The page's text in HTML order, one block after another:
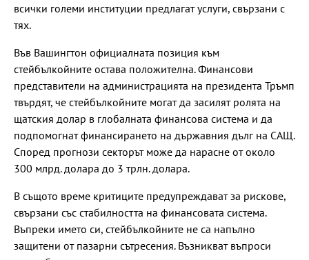
всички големи институции предлагат услуги, свързани с
тях.
Във Вашингтон официалната позиция към
стейбълкойните остава положителна. Финансови
представители на администрацията на президента Тръмп
твърдят, че стейбълкойните могат да засилят ролята на
щатския долар в глобалната финансова система и да
подпомогнат финансирането на държавния дълг на САЩ.
Според прогнози секторът може да нарасне от около
300 млрд. долара до 3 трлн. долара.
В същото време критиците предупреждават за рискове,
свързани със стабилността на финансовата система.
Въпреки името си, стейбълкойните не са напълно
защитени от пазарни сътресения. Възникват въпроси